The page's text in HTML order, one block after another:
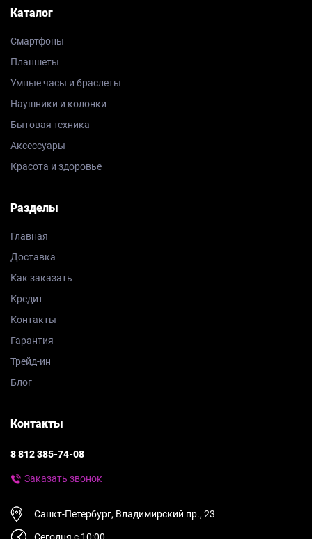
Каталог
Смартфоны
Планшеты
Умные часы и браслеты
Наушники и колонки
Бытовая техника
Аксессуары
Красота и здоровье
Разделы
Главная
Доставка
Как заказать
Кредит
Контакты
Гарантия
Трейд-ин
Блог
Контакты
8 812 385-74-08
Заказать звонок
Санкт-Петербург, Владимирский пр., 23